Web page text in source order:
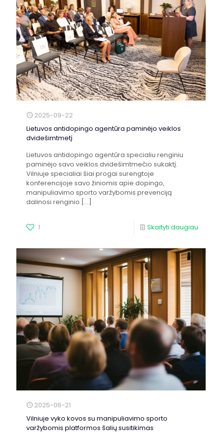
2025-09-22
Lietuvos antidopingo agentūra paminėjo veiklos
dvidešimtmetį
Lietuvos antidopingo agentūra specialiu renginiu
paminėjo savo veiklos dvidešimtmečio sukaktį.
Vilniuje specialiai šiai progai surengtoje
konferencijoje savo žiniomis apie dopingo,
manipuliavimo sporto varžybomis prevenciją
dalinosi renginio […]
1 Skaityti daugiau
2025-06-21
Vilniuje vyko kovos su manipuliavimo sporto
varžybomis platformos šalių susitikimas